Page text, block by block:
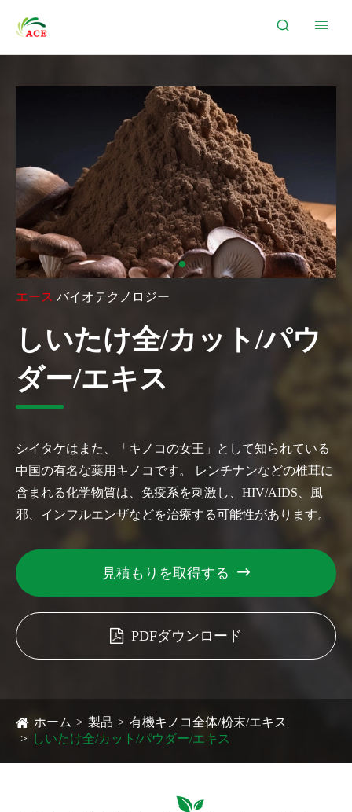
 
エース バイオテクノロジー
しいたけ全/カット/パウ
ダー/エキス
シイタケはまた、「キノコの女王」として知られている
中国の有名な薬用キノコです。 レンチナンなどの椎茸に
含まれる化学物質は、免疫系を刺激し、HIV/AIDS、風
邪、インフルエンザなどを治療する可能性があります。
見積もりを取得する 
PDFダウンロード
ホーム 製品
有機キノコ全体/粉末/エキス
しいたけ全/カット/パウダー/エキス